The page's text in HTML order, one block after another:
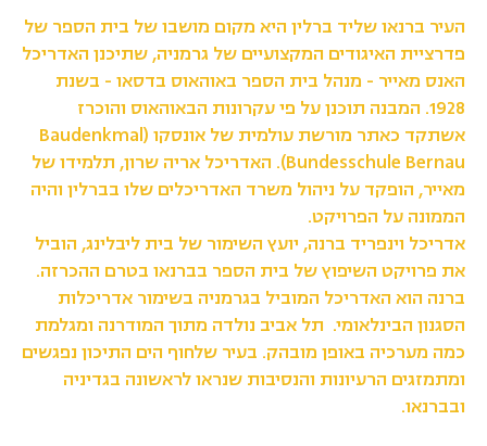
העיר ברנאו שליד ברלין היא מקום מושבו של בית הספר של
פדרציית האיגודים המקצועיים של גרמניה, שתיכנן האדריכל
האנס מאייר - מנהל בית הספר באוהאוס בדסאו - בשנת
1928. המבנה תוכנן על פי עקרונות הבאוהאוס והוכרז
אשתקד כאתר מורשת עולמית של אונסקו (Baudenkmal
Bundesschule Bernau). האדריכל אריה שרון, תלמידו של
מאייר, הופקד על ניהול משרד האדריכלים שלו בברלין והיה
הממונה על הפרויקט.
אדריכל וינפריד ברנה, יועץ השימור של בית ליבלינג, הוביל
את פרויקט השיפוץ של בית הספר בברנאו בטרם ההכרזה.
ברנה הוא האדריכל המוביל בגרמניה בשימור אדריכלות
הסגנון הבינלאומי. תל אביב נולדה מתוך המודרנה ומגלמת
כמה מערכיה באופן מובהק. בעיר שלחוף הים התיכון נפגשים
ומתמזגים הרעיונות והנסיבות שנראו לראשונה בגדיניה
ובברנאו.